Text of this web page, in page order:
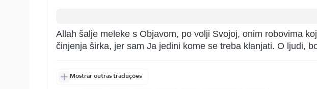
Allah šalje meleke s Objavom, po volji Svojoj, onim robovima
činjenja širka, jer sam Ja jedini kome se treba klanjati. O ljudi,
Mostrar outras traduções